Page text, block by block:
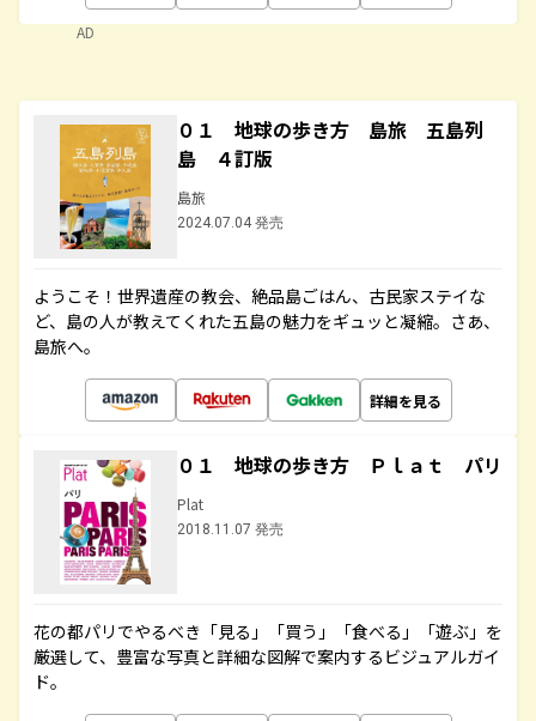
AD
０１ 地球の歩き方 島旅 五島列
島 ４訂版
島旅
2024.07.04 発売
ようこそ！世界遺産の教会、絶品島ごはん、古民家ステイな
ど、島の人が教えてくれた五島の魅力をギュッと凝縮。さあ、
島旅へ。
詳細を見る
０１ 地球の歩き方 Ｐｌａｔ パリ
Plat
2018.11.07 発売
花の都パリでやるべき「見る」「買う」「食べる」「遊ぶ」を
厳選して、豊富な写真と詳細な図解で案内するビジュアルガイ
ド。